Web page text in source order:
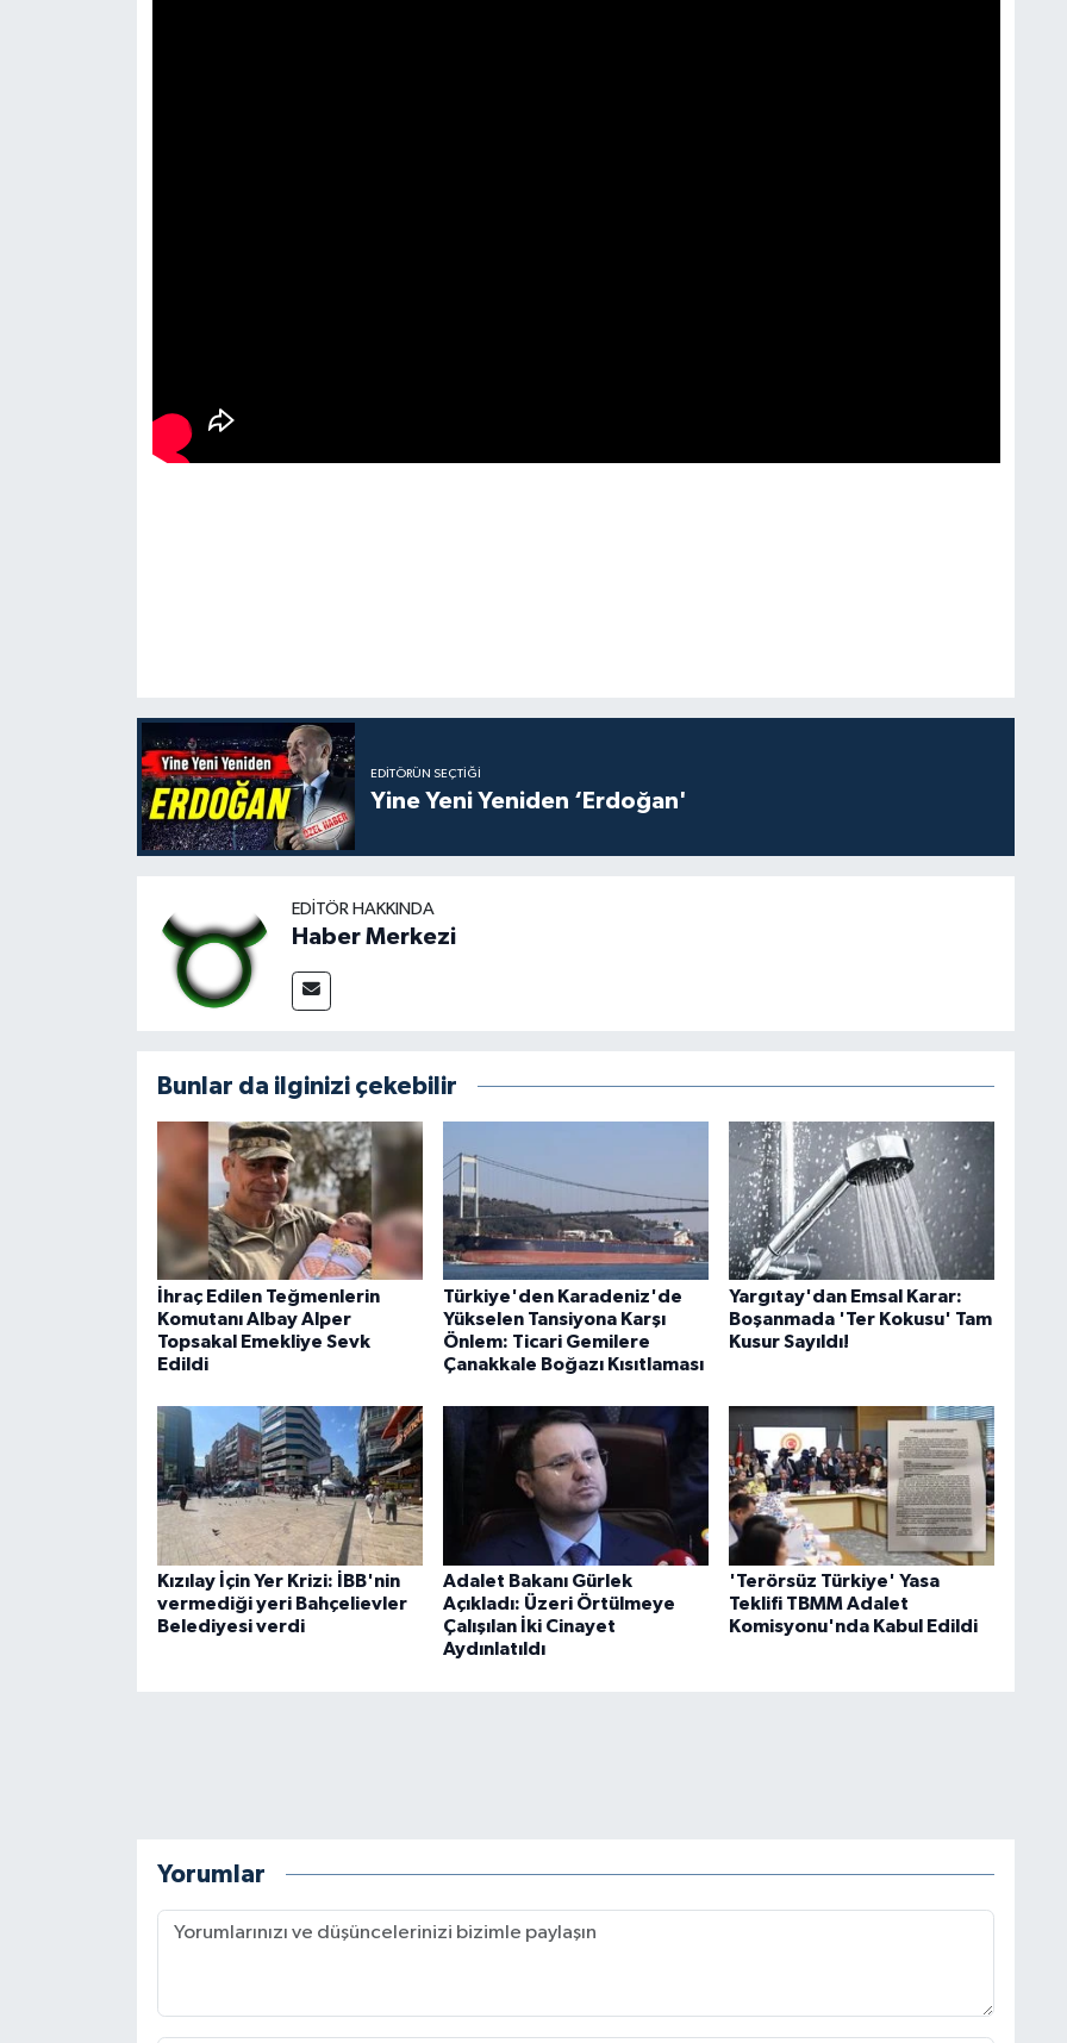
EDITÖRÜN SEÇTIĞI
Yine Yeni Yeniden ‘Erdoğan'
EDITÖR HAKKINDA
Haber Merkezi
Bunlar da ilginizi çekebilir
İhraç Edilen Teğmenlerin
Komutanı Albay Alper
Topsakal Emekliye Sevk
Edildi
Türkiye'den Karadeniz'de
Yükselen Tansiyona Karşı
Önlem: Ticari Gemilere
Çanakkale Boğazı Kısıtlaması
Yargıtay'dan Emsal Karar:
Boşanmada 'Ter Kokusu' Tam
Kusur Sayıldı!
Kızılay İçin Yer Krizi: İBB'nin
vermediği yeri Bahçelievler
Belediyesi verdi
Adalet Bakanı Gürlek
Açıkladı: Üzeri Örtülmeye
Çalışılan İki Cinayet
Aydınlatıldı
'Terörsüz Türkiye' Yasa
Teklifi TBMM Adalet
Komisyonu'nda Kabul Edildi
Yorumlar